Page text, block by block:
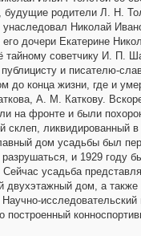
будущие родители Л. Н.
Николай
дочери Екатерине
тайному советчику И. П.
и писателю-
до конца жизни, где и
А. М. Каткову.
на фронте и были
склеп, ликвидированный
дом усадьбы был
и 1929 году
усадьба
двухэтажный дом, а
построенный